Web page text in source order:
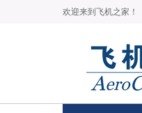
欢迎来到飞机之家！